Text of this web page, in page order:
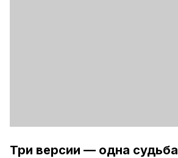
Три версии — одна судьба